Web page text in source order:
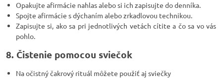
Opakujte afirmácie nahlas alebo si ich zapisujte do denníka.
Spojte afirmácie s dýchaním alebo zrkadlovou technikou.
Zapisujte si, ako sa pri jednotlivých vetách cítite a čo sa vo vás
pohlo.
8. Čistenie pomocou sviečok
Na očistný čakrový rituál môžete použiť aj sviečky